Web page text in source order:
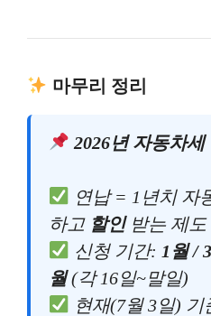
마무리 정리
2026년 자동차
연납 = 1년치 자
하고 할인받는 제도
신청 기간: 1월 /
월(각 16일~말일)
현재(7월 3일)